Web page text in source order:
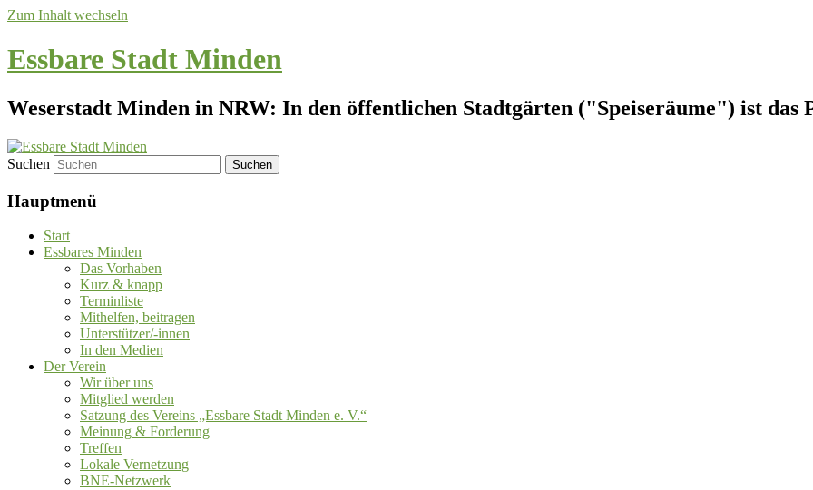
Zum Inhalt wechseln
Essbare Stadt Minden
Weserstadt Minden in NRW: In den öffentlichen Stadtgärten ("Speiseräume") ist das
Suchen
Hauptmenü
Start
Essbares Minden
Das Vorhaben
Kurz & knapp
Terminliste
Mithelfen, beitragen
Unterstützer/-innen
In den Medien
Der Verein
Wir über uns
Mitglied werden
Satzung des Vereins „Essbare Stadt Minden e. V.“
Meinung & Forderung
Treffen
Lokale Vernetzung
BNE-Netzwerk